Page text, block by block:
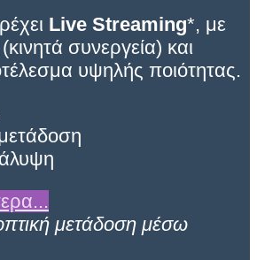
Live Streaming*, με
συνεργεία) και
υψηλής ποιότητας.
μετάδοση μέσω